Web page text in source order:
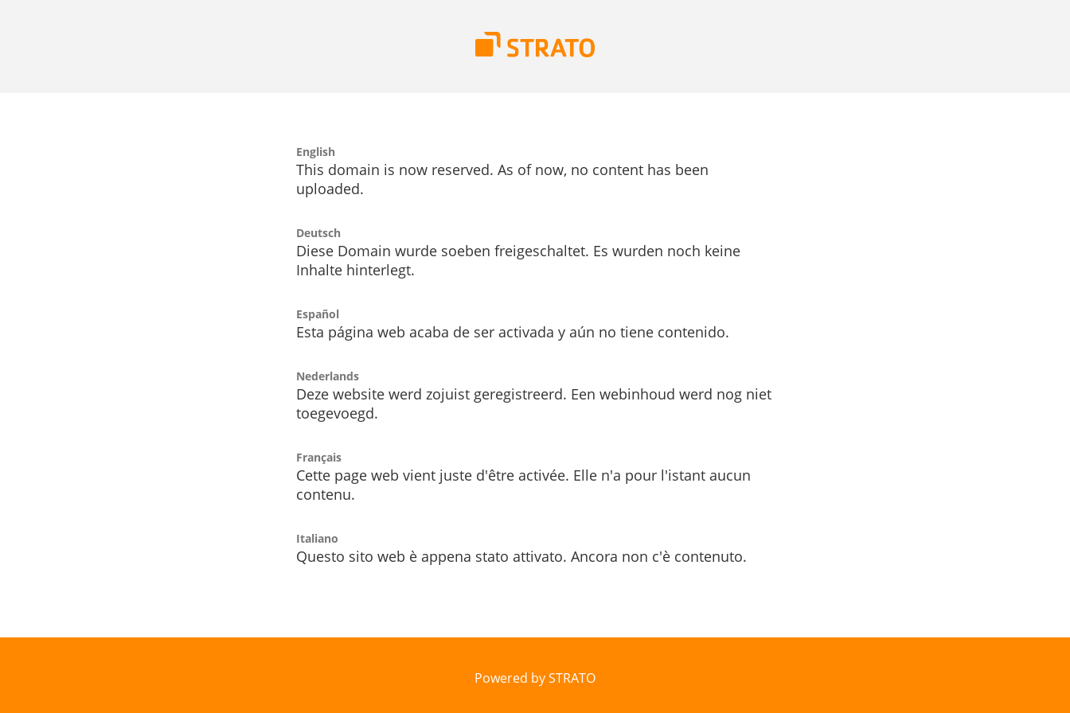
English
This domain is now reserved. As of now, no content has been
uploaded.
Deutsch
Diese Domain wurde soeben freigeschaltet. Es wurden noch keine
Inhalte hinterlegt.
Español
Esta página web acaba de ser activada y aún no tiene contenido.
Nederlands
Deze website werd zojuist geregistreerd. Een webinhoud werd nog niet
toegevoegd.
Français
Cette page web vient juste d'être activée. Elle n'a pour l'istant aucun
contenu.
Italiano
Questo sito web è appena stato attivato. Ancora non c'è contenuto.
Powered by STRATO